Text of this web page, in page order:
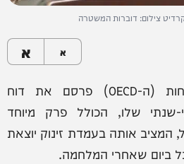
צילום: דוברות המשטרה
א א
ארגון המדינות המפותחות (ה-OECD) פרסם את דוח
שנתי שלו, הכולל פרק מיוחד
המציב אותה בעמדת זינוק יוצאת
ביום שאחרי המלחמה.